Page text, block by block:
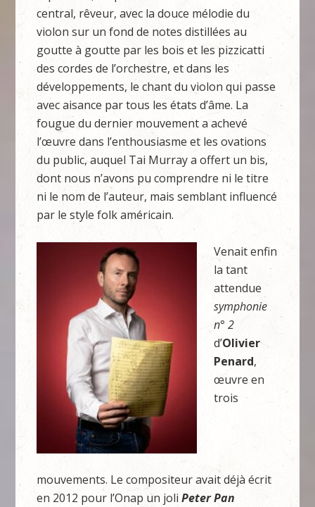
central, rêveur, avec la douce mélodie du
violon sur un fond de notes distillées au
goutte à goutte par les bois et les pizzicatti
des cordes de l’orchestre, et dans les
développements, le chant du violon qui passe
avec aisance par tous les états d’âme. La
fougue du dernier mouvement a achevé
l’œuvre dans l’enthousiasme et les ovations
du public, auquel Tai Murray a offert un bis,
dont nous n’avons pu comprendre ni le titre
ni le nom de l’auteur, mais semblant influencé
par le style folk américain.
Venait enfin
la tant
attendue
symphonie
n° 2
d’Olivier
Penard,
œuvre en
trois
mouvements. Le compositeur avait déjà écrit
en 2012 pour l’Onap un joliPeter Pan